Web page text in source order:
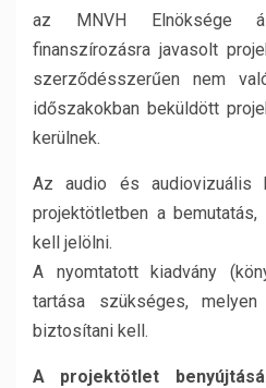
az MNVH Elnöksége
finanszírozásra javasolt
szerződésszerűen nem
időszakokban beküldött
kerülnek.
Az audio és audiovizuális
projektötletben a
kell jelölni.
A nyomtatott kiadvány
tartása szükséges,
biztosítani kell.
A projektötlet